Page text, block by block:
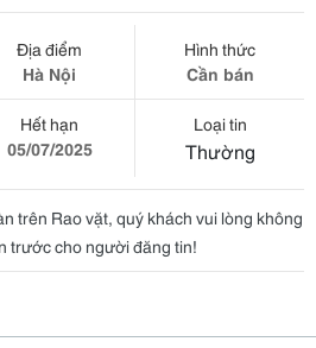
Địa điểm
Hà Nội
Hình thức
Cần bán
Hết hạn
05/07/2025
Loại tin
Thường
trên Rao vặt, quý khách vui lòng không
trước cho người đăng tin!